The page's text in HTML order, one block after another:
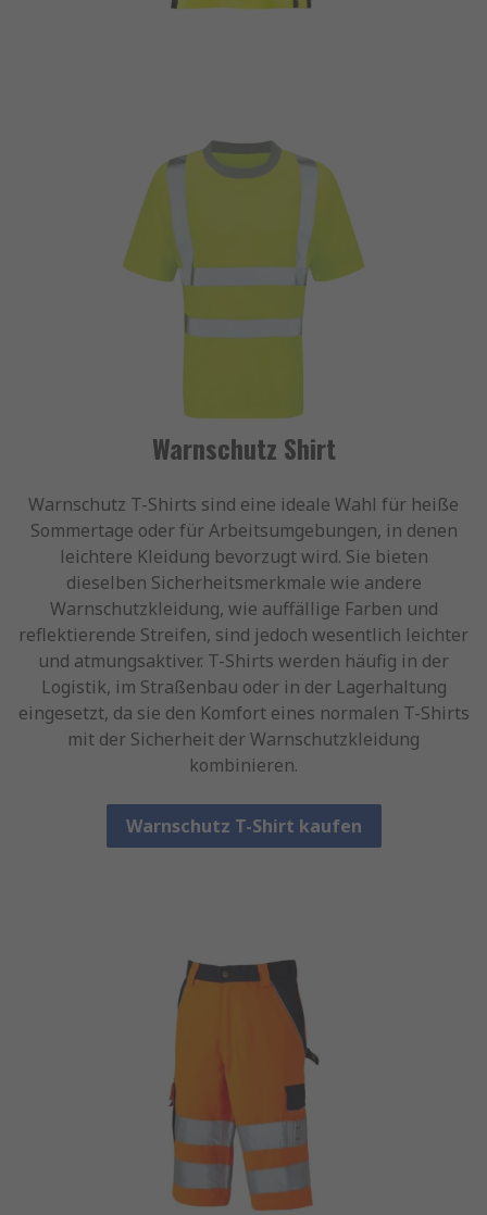
Warnschutz Shirt
Warnschutz T-Shirts sind eine ideale Wahl für heiße
Sommertage oder für Arbeitsumgebungen, in denen
leichtere Kleidung bevorzugt wird. Sie bieten
dieselben Sicherheitsmerkmale wie andere
Warnschutzkleidung, wie auffällige Farben und
reflektierende Streifen, sind jedoch wesentlich leichter
und atmungsaktiver. T-Shirts werden häufig in der
Logistik, im Straßenbau oder in der Lagerhaltung
eingesetzt, da sie den Komfort eines normalen T-Shirts
mit der Sicherheit der Warnschutzkleidung
kombinieren.
Warnschutz T-Shirt kaufen